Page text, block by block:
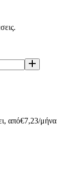
, από€7,23/μήνα